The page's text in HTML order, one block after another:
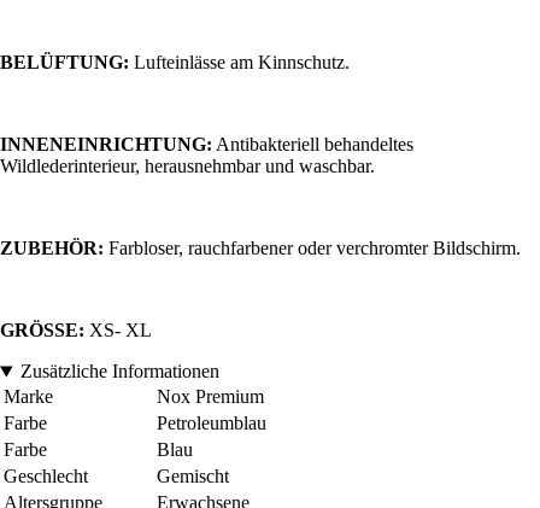
BELÜFTUNG: Lufteinlässe am Kinnschutz.
INNENEINRICHTUNG: Antibakteriell behandeltes
Wildlederinterieur, herausnehmbar und waschbar.
ZUBEHÖR: Farbloser, rauchfarbener oder verchromter Bildschirm.
GRÖSSE: XS- XL
Zusätzliche Informationen
Marke
Nox Premium
Farbe
Petroleumblau
Farbe
Blau
Geschlecht
Gemischt
Altersgruppe
Erwachsene